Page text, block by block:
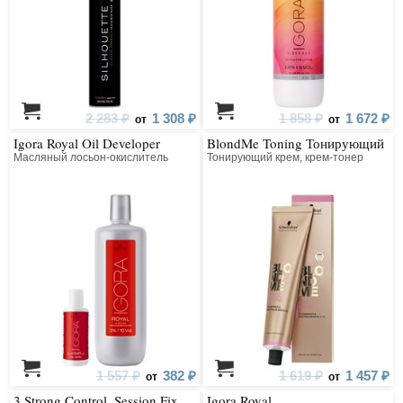
- стредства стайлинга, фиксации и укладки волос для создания самых
смелых и креативных образов;
- окрашивание волос с максимальным сохранением структуры,
увлажнением и питанием волос и кожи головы;
- мужская косметика для волос с учетом потребностей волос и кожи
головы мужчин.
Косметические средств Schwarzkopf имеют на данный момент уже более
7.600 патентов. Новейшие технологии и оборудование, инновации,
представлен в 50 странах мира. Его продукты отличаются неизменным
немецким качеством, инновационным подходом к их созданию,
безопасностью использования, экологичностью производства и
компетентностью специалистов.
2 283 ₽ от 1 308 ₽ 1 858 ₽ от 1 672 ₽
Igora Royal Oil Developer
Масляный лосьон-окислитель
1 557 ₽ от 382 ₽
BlondMe Toning Тонирующий
Тонирующий крем, крем-тонер
1 619 ₽ от 1 457 ₽